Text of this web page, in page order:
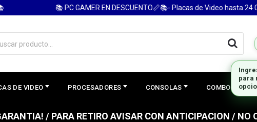
📚 PC GAMER EN DESCUENTO📏📚- Placas de Video hasta 24
DE VIDEO PROCESADORES CONSOLAS COMBOS
/ PARA RETIRO AVISAR CON ANTICIPACION / NO
para